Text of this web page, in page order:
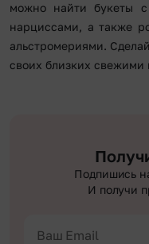
можно найти букеты
нарциссами, а также
альстромериями.
своих близких свежими
Подпишись
И получи